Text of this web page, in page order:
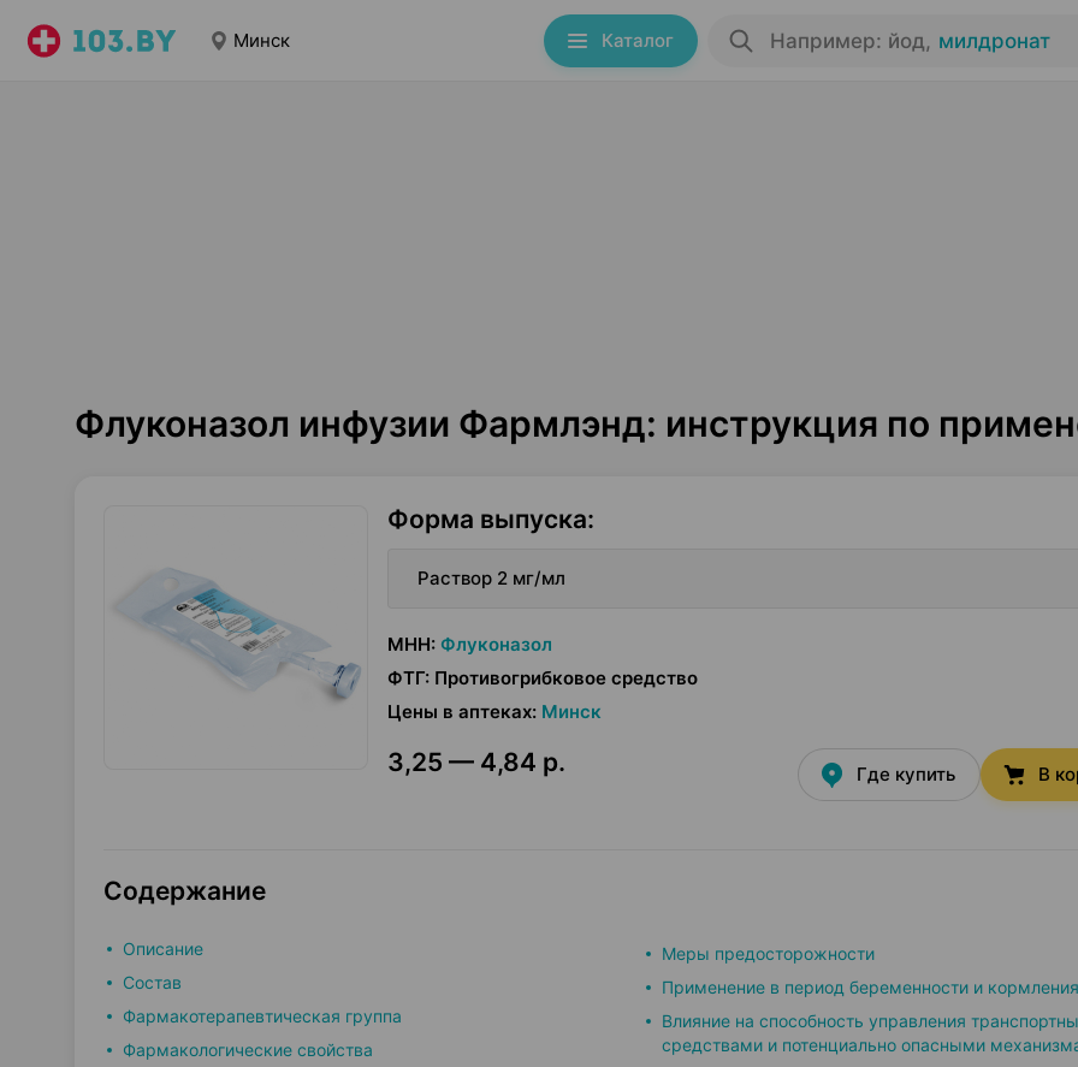
Минск Каталог Например: йод, милдронат
Флуконазол инфузии Фармлэнд: инструкция по
Форма выпуска:
Раствор 2 мг/мл
МНН: Флуконазол
ФТГ: Противогрибковое средство
Цены в аптеках: Минск
3,25 — 4,84 р. Где купить В
Содержание
Описание
Состав
Фармакотерапевтическая группа
Фармакологические свойства
Меры предосторожности
Применение в период беременности и
Влияние на способность управления
средствами и потенциально опасными